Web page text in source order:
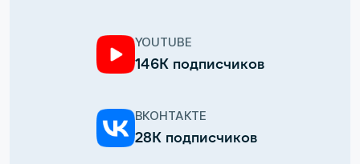
YOUTUBE
146К подписчиков
ВКОНТАКТЕ
28К подписчиков